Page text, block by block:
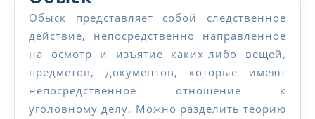
Обыск представляет собой следственное
действие, непосредственно направленное
на осмотр и изъятие каких-либо вещей,
предметов, документов, которые имеют
непосредственное отношение к
уголовному делу. Можно разделить теорию